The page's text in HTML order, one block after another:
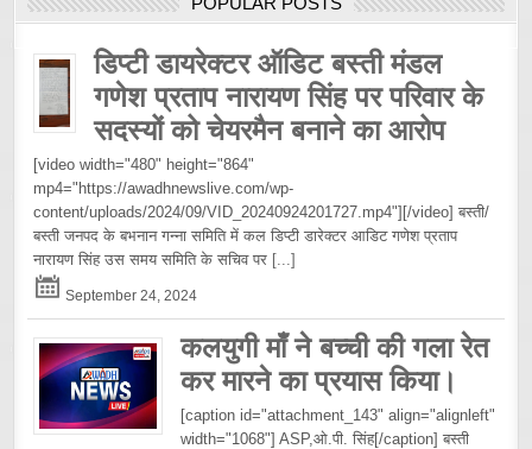
डिप्टी डायरेक्टर ऑडिट बस्ती मंडल
गणेश प्रताप नारायण सिंह पर परिवार के
सदस्यों को चेयरमैन बनाने का आरोप
[video width="480" height="864"
mp4="https://awadhnewslive.com/wp-
content/uploads/2024/09/VID_20240924201727.mp4"][/video] बस्ती/
बस्ती जनपद के बभनान गन्ना समिति में कल डिप्टी डारेक्टर आडिट गणेश प्रताप
नारायण सिंह उस समय समिति के सचिव पर [...]
September 24, 2024
कलयुगी माँ ने बच्ची की गला रेत
कर मारने का प्रयास किया।
[caption id="attachment_143" align="alignleft"
width="1068"] ASP,ओ.पी. सिंह[/caption] बस्ती